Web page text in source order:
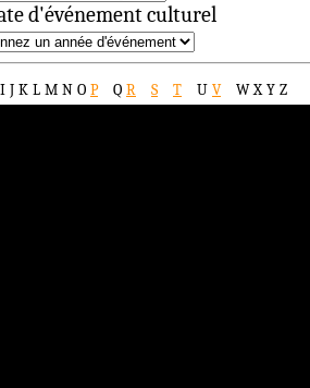
d'événement culturel
I J K L M N O P Q R S T U V W X Y Z